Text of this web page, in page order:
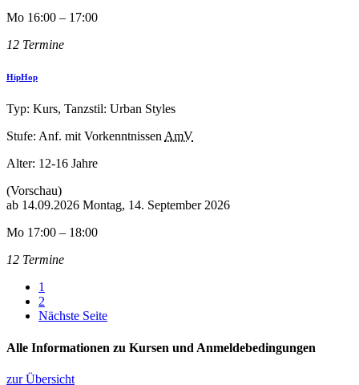
Mo 16:00 – 17:00
12 Termine
HipHop
Typ: Kurs, Tanzstil: Urban Styles
Stufe: Anf. mit Vorkenntnissen AmV
Alter: 12-16 Jahre
(Vorschau)
ab 14.09.2026 Montag, 14. September 2026
Mo 17:00 – 18:00
12 Termine
1
2
Nächste Seite
Alle Informationen zu Kursen und Anmeldebedingungen
zur Übersicht